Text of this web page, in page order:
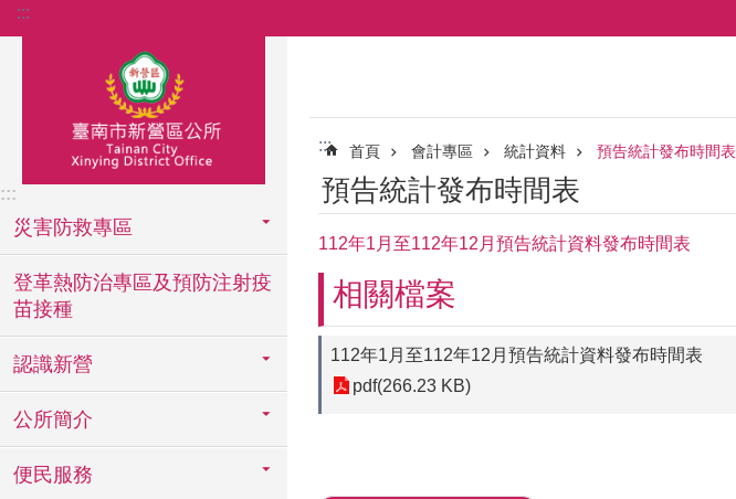
跳到主要內容區塊
:::
:::
災害防救專區
登革熱防治專區及預防注射疫
苗接種
認識新營
公所簡介
便民服務
::: 首頁 會計專區 統計資料 預告統計發布時間表
預告統計發布時間表
112年1月至112年12月預告統計資料發布時間表
相關檔案
112年1月至112年12月預告統計資料發布時間表
pdf(266.23 KB)